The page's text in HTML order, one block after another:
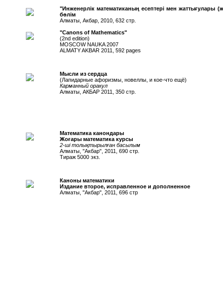
"Инженерлiк математиканың есептерi мен жаттығулары
бөлiм
Алматы, Акбар, 2010, 632 стр.
"Canons of Mathematics"
(2nd edition)
MOSCOW NAUKA 2007
ALMATY AKBAR 2011, 592 pages
Мысли из сердца
(Лапидарные афоризмы, новеллы, и кое-что ещё)
Карманный оракул
Алматы, АКБАР 2011, 350 стр.
Математика канондары
Жоғары математика курсы
2-ші толықтырылған басылым
Алматы, "Акбар", 2011, 690 стр.
Тираж 5000 экз.
Каноны математики
Издание второе, исправленное и дополненное
Алматы, "Акбар", 2011, 696 стр